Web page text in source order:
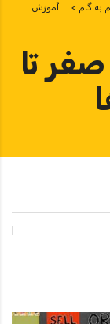
به گام >
آموزش
تا